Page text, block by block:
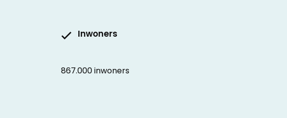
Inwoners
867.000 inwoners